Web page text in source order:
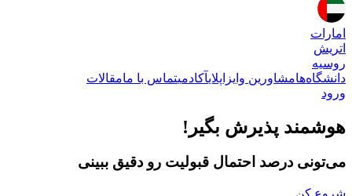
امارات
اتریش
روسیه
دانشگاه‌هامشاورین وایزاپلایآکادمیتماس با مامقالات
ورود
هوشمند پذیرش بگیر!
می‌تونی درصد احتمال قبولیت رو دقیق ببینی
شروع کن